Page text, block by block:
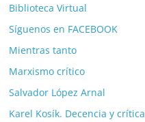
Biblioteca Virtual
Síguenos en FACEBOOK
Mientras tanto
Marxismo crítico
Salvador López Arnal
Karel Kosík. Decencia y crítica